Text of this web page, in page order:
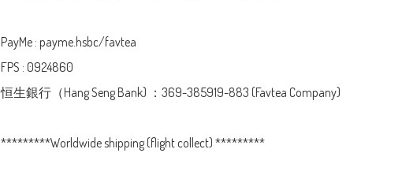
PayMe : payme.hsbc/favtea
FPS : 0924860
恒生銀行（Hang Seng Bank) ：369-385919-883 (Favtea Company)
*********Worldwide shipping (flight collect) *********